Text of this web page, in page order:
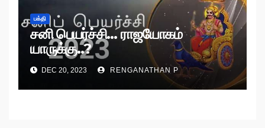
பக்தி
சனி பெயர்ச்சி… ராஜயோகம்
யாருக்கு..?
DEC 20, 2023 RENGANATHAN P